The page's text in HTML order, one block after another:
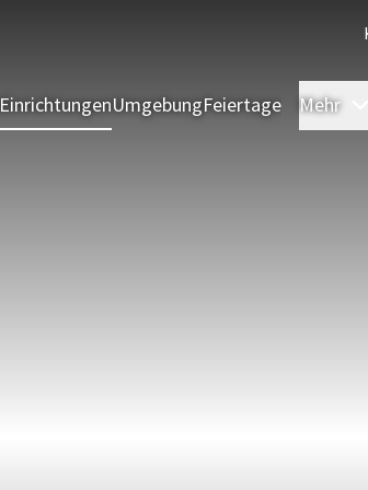
EinrichtungenUmgebungFeiertage Mehr